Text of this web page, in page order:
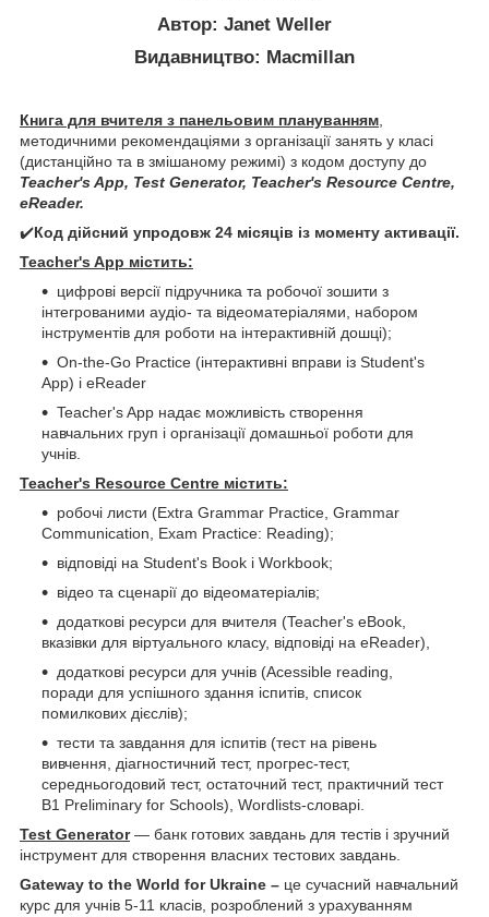
Автор: Janet Weller
Видавництво: Macmillan
Книга для вчителя з панельовим плануванням
методичними рекомендаціями з організації занять у класі
(дистанційно та в змішаному режимі) з кодом доступу до
Teacher's App, Test Generator, Teacher's Resource Centre,
eReader.
✔️Код дійсний упродовж 24 місяців із моменту активації.
Teacher's App містить:
цифрові версії підручника та робочої зошити з
інтегрованими аудіо- та відеоматеріалями, набором
інструментів для роботи на інтерактивній дошці);
On-the-Go Practice (інтерактивні вправи із Student's
App) і eReader
Teacher's App надає можливість створення
навчальних груп і організації домашньої роботи для
учнів.
Teacher's Resource Centre містить:
робочі листи (Extra Grammar Practice, Grammar
Communication, Exam Practice: Reading);
відповіді на Student's Book і Workbook;
відео та сценарії до відеоматеріалів;
додаткові ресурси для вчителя (Teacher's eBook,
вказівки для віртуального класу, відповіді на eReader),
додаткові ресурси для учнів (Acessible reading,
поради для успішного здання іспитів, список
помилкових дієслів);
тести та завдання для іспитів (тест на рівень
вивчення, діагностичний тест, прогрес-тест,
середньогодовий тест, остаточний тест, практичний тест
B1 Preliminary for Schools), Wordlists-словарі.
Test Generator — банк готових завдань для тестів і зручний
інструмент для створення власних тестових завдань.
Gateway to the World for Ukraine – це сучасний навчальний
курс для учнів 5-11 класів, розроблений з урахуванням